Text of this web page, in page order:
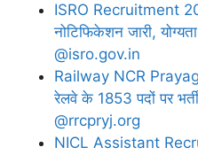
ISRO Recruitment
नोटिफिकेशन जारी,
@isro.gov.in
Railway NCR
रेलवे के 1853 पदों पर
@rrcpryj.org
NICL Assistant